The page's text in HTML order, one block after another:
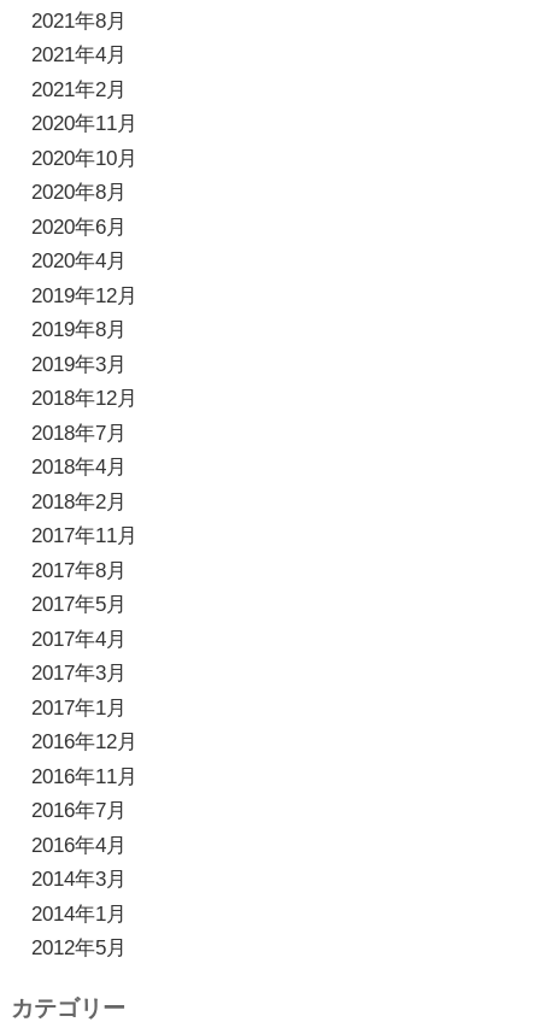
2021年8月
2021年4月
2021年2月
2020年11月
2020年10月
2020年8月
2020年6月
2020年4月
2019年12月
2019年8月
2019年3月
2018年12月
2018年7月
2018年4月
2018年2月
2017年11月
2017年8月
2017年5月
2017年4月
2017年3月
2017年1月
2016年12月
2016年11月
2016年7月
2016年4月
2014年3月
2014年1月
2012年5月
カテゴリー